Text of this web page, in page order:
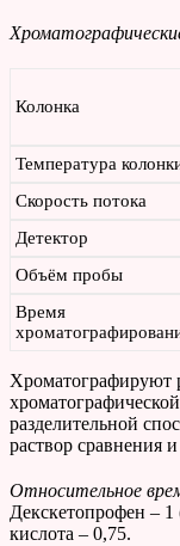
Колонка
Температура
Скорость потока
Детектор
Объём пробы
Время
Хроматографируют
разделительной
раствор сравнения
Относительное
Декскетопрофен – 1
кислота – 0,75.